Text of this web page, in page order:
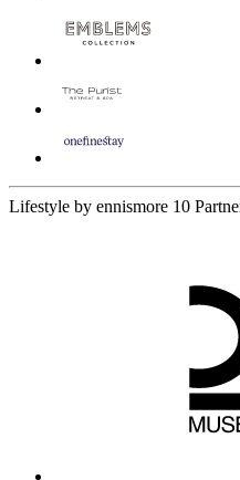
Lifestyle by ennismore 10